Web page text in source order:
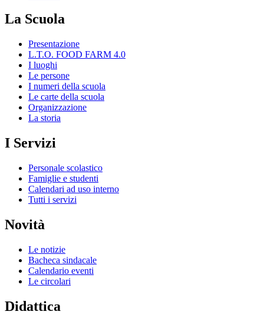
La Scuola
Presentazione
L.T.O. FOOD FARM 4.0
I luoghi
Le persone
I numeri della scuola
Le carte della scuola
Organizzazione
La storia
I Servizi
Personale scolastico
Famiglie e studenti
Calendari ad uso interno
Tutti i servizi
Novità
Le notizie
Bacheca sindacale
Calendario eventi
Le circolari
Didattica